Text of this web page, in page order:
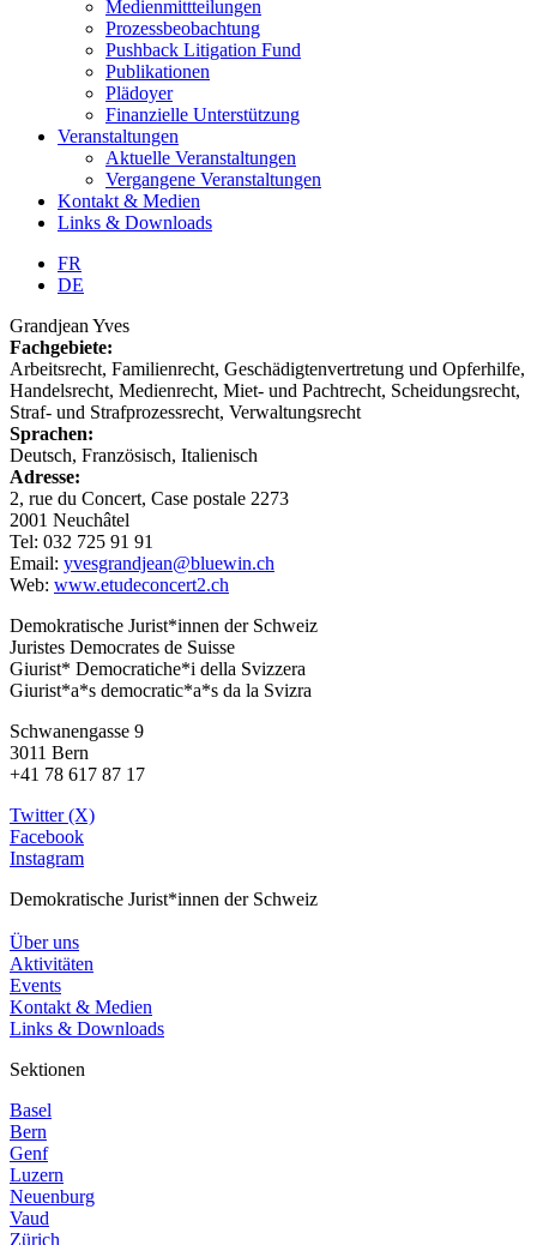
Medienmittteilungen
Prozessbeobachtung
Pushback Litigation Fund
Publikationen
Plädoyer
Finanzielle Unterstützung
Veranstaltungen
Aktuelle Veranstaltungen
Vergangene Veranstaltungen
Kontakt & Medien
Links & Downloads
FR
DE
Grandjean Yves
Fachgebiete:
Arbeitsrecht, Familienrecht, Geschädigtenvertretung und Opferhilfe,
Handelsrecht, Medienrecht, Miet- und Pachtrecht, Scheidungsrecht,
Straf- und Strafprozessrecht, Verwaltungsrecht
Sprachen:
Deutsch, Französisch, Italienisch
Adresse:
2, rue du Concert, Case postale 2273
2001 Neuchâtel
Tel: 032 725 91 91
Email: yvesgrandjean@bluewin.ch
Web: www.etudeconcert2.ch
Demokratische Jurist*innen der Schweiz
Juristes Democrates de Suisse
Giurist* Democratiche*i della Svizzera
Giurist*a*s democratic*a*s da la Svizra
Schwanengasse 9
3011 Bern
+41 78 617 87 17
Twitter (X)
Facebook
Instagram
Demokratische Jurist*innen der Schweiz
Über uns
Aktivitäten
Events
Kontakt & Medien
Links & Downloads
Sektionen
Basel
Bern
Genf
Luzern
Neuenburg
Vaud
Zürich